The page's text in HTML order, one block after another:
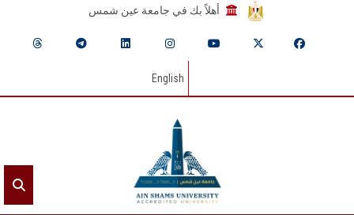
أهلاً بك في جامعة عين شمس
English